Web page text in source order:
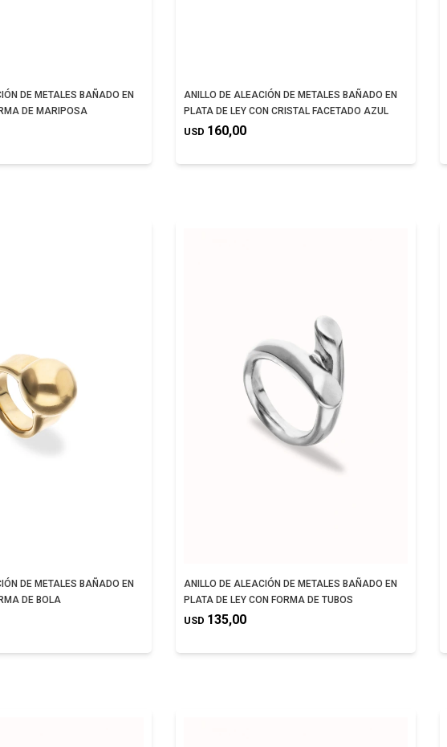
DE METALES BAÑADO EN
DE MARIPOSA
ANILLO DE ALEACIÓN DE METALES BAÑADO EN
PLATA DE LEY CON CRISTAL FACETADO AZUL
USD 160,00
DE METALES BAÑADO EN
DE BOLA
ANILLO DE ALEACIÓN DE METALES BAÑADO EN
PLATA DE LEY CON FORMA DE TUBOS
USD 135,00